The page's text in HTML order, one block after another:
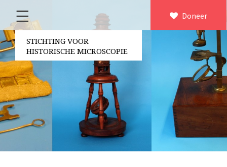
×
Home
Over ons
Contact
Bestuur
Vrijwilligers
Partners
Jaarverslagen
Microscopen
Doneer
☰
STICHTING VOOR
HISTORISCHE MICROSCOPIE